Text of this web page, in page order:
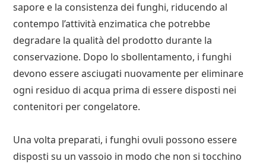
sapore e la consistenza dei funghi, riducendo al
contempo l’attività enzimatica che potrebbe
degradare la qualità del prodotto durante la
conservazione. Dopo lo sbollentamento, i funghi
devono essere asciugati nuovamente per eliminare
ogni residuo di acqua prima di essere disposti nei
contenitori per congelatore.
Una volta preparati, i funghi ovuli possono essere
disposti su un vassoio in modo che non si tocchino